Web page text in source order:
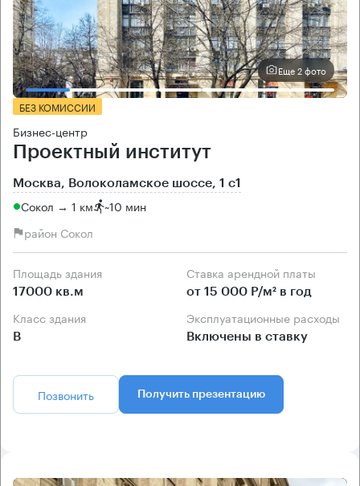
Еще 2 фото
БЕЗ КОМИССИИ
Бизнес-центр
Проектный институт
Москва, Волоколамское шоссе, 1 с1
Сокол → 1 км ~10 мин
район Сокол
Площадь здания
17000 кв.м
Ставка арендной платы
от 15 000 Р/м² в год
Класс здания
B
Эксплуатационные расходы
Включены в ставку
Позвонить Получить презентацию